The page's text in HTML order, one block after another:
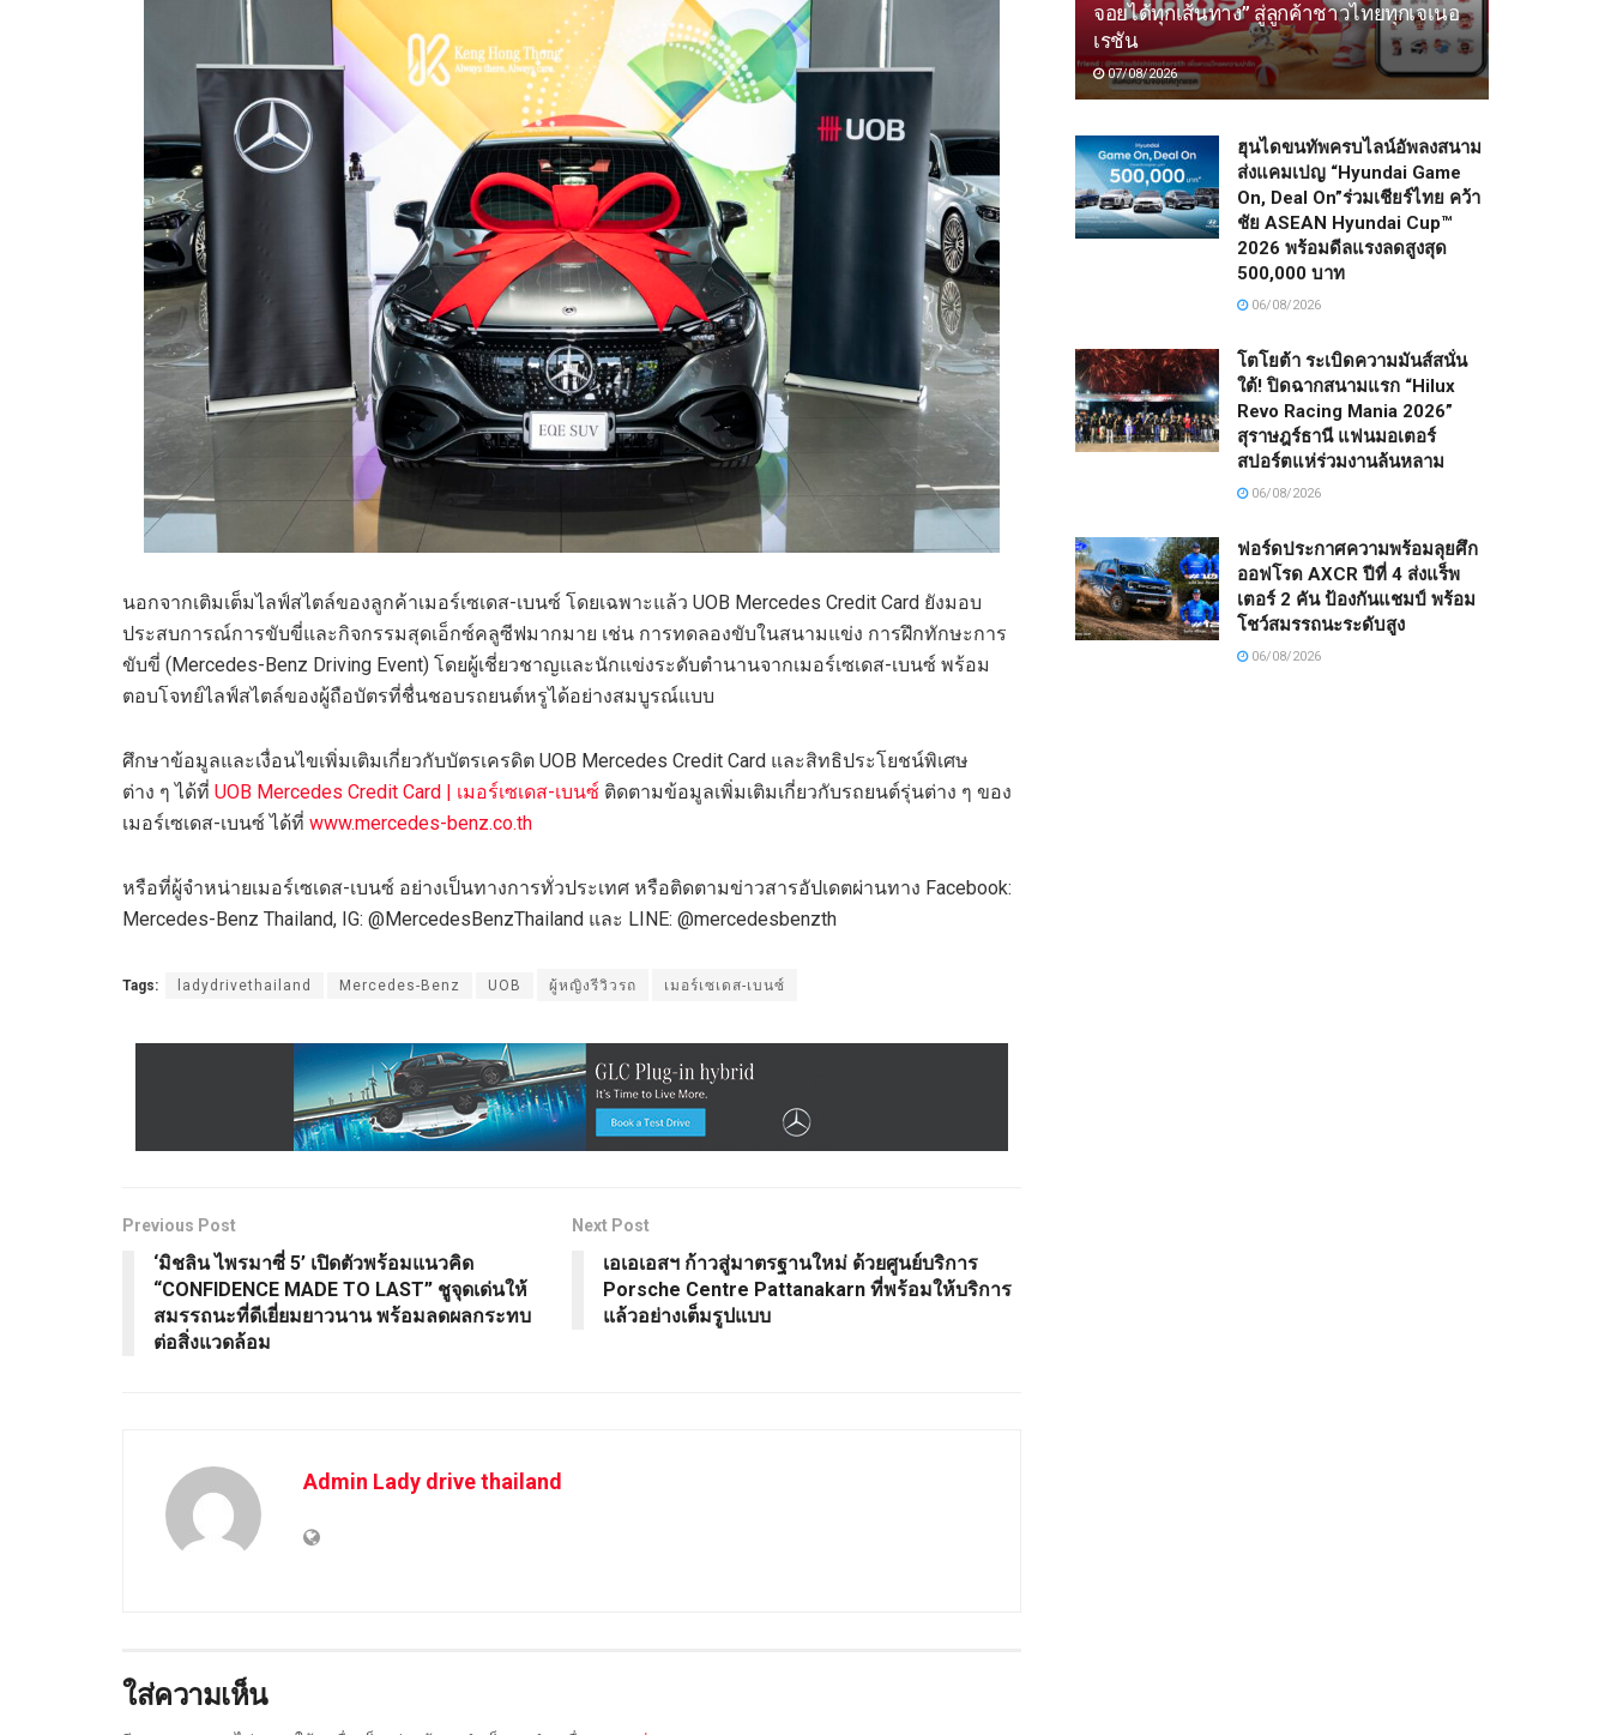
นอกจากเติมเต็มไลฟ์สไตล์ของลูกค้าเมอร์เซเดส-เบนซ์ โดยเฉพาะแล้ว UOB Mercedes Credit Card ยังมอบ
ประสบการณ์การขับขี่และกิจกรรมสุดเอ็กซ์คลูซีฟมากมาย เช่น การทดลองขับในสนามแข่ง การฝึกทักษะการ
ขับขี่ (Mercedes-Benz Driving Event) โดยผู้เชี่ยวชาญและนักแข่งระดับตำนานจากเมอร์เซเดส-เบนซ์ พร้อม
ตอบโจทย์ไลฟ์สไตล์ของผู้ถือบัตรที่ชื่นชอบรถยนต์หรูได้อย่างสมบูรณ์แบบ
ศึกษาข้อมูลและเงื่อนไขเพิ่มเติมเกี่ยวกับบัตรเครดิต UOB Mercedes Credit Card และสิทธิประโยชน์พิเศษ
ต่าง ๆ ได้ที่ UOB Mercedes Credit Card | เมอร์เซเดส-เบนซ์ ติดตามข้อมูลเพิ่มเติมเกี่ยวกับรถยนต์รุ่นต่าง ๆ ของ
เมอร์เซเดส-เบนซ์ ได้ที่ www.mercedes-benz.co.th
หรือที่ผู้จำหน่ายเมอร์เซเดส-เบนซ์ อย่างเป็นทางการทั่วประเทศ หรือติดตามข่าวสารอัปเดตผ่านทาง Facebook:
Mercedes-Benz Thailand, IG: @MercedesBenzThailand และ LINE: @mercedesbenzth
Tags: ladydrivethailand Mercedes-Benz UOB ผู้หญิงรีวิวรถ เมอร์เซเดส-เบนซ์
Previous Post
‘มิชลิน ไพรมาซี่ 5’ เปิดตัวพร้อมแนวคิด
“CONFIDENCE MADE TO LAST” ชูจุดเด่นให้
สมรรถนะที่ดีเยี่ยมยาวนาน พร้อมลดผลกระทบ
ต่อสิ่งแวดล้อม
Next Post
เอเอเอสฯ ก้าวสู่มาตรฐานใหม่ ด้วยศูนย์บริการ
Porsche Centre Pattanakarn ที่พร้อมให้บริการ
แล้วอย่างเต็มรูปแบบ
Admin Lady drive thailand
ใส่ความเห็น
จอยได้ทุกเส้นทาง” สู่ลูกค้าชาวไทยทุกเจเนอ
เรชัน
07/08/2026
ฮุนไดขนทัพครบไลน์อัพลงสนาม
ส่งแคมเปญ “Hyundai Game
On, Deal On”ร่วมเชียร์ไทย คว้า
ชัย ASEAN Hyundai Cup™
2026 พร้อมดีลแรงลดสูงสุด
500,000 บาท
06/08/2026
โตโยต้า ระเบิดความมันส์สนั่น
ใต้! ปิดฉากสนามแรก “Hilux
Revo Racing Mania 2026”
สุราษฎร์ธานี แฟนมอเตอร์
สปอร์ตแห่ร่วมงานล้นหลาม
06/08/2026
ฟอร์ดประกาศความพร้อมลุยศึก
ออฟโรด AXCR ปีที่ 4 ส่งแร็พ
เตอร์ 2 คัน ป้องกันแชมป์ พร้อม
โชว์สมรรถนะระดับสูง
06/08/2026